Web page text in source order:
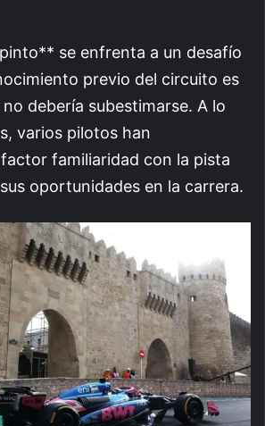
se enfrenta a un desafío
previo del circuito es
debería subestimarse. A lo
varios pilotos han
familiaridad con la pista
oportunidades en la carrera.